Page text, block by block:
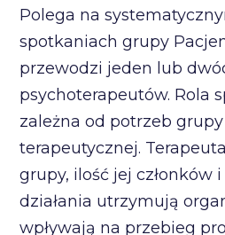
Polega na
spotkaniach grupy
przewodzi jeden lub
psychoterapeutów. Rola
zależna od potrzeb
terapeutycznej.
grupy, ilość jej członków
działania utrzymują
wpływają na przebieg